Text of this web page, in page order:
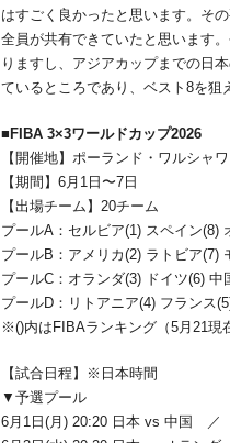
はすごく良かったと思います。そ
全員が共有できていたと思います
りますし、アジアカップまでの日
ているところであり、ベスト8を狙
■FIBA 3×3ワールドカップ2026
【開催地】ポーランド・ワルシャワ
【期間】6月1日〜7日
【出場チーム】20チーム
プールA：セルビア(1) スペイン(8)
プールB：アメリカ(2) ラトビア(7)
プールC：オランダ(3) ドイツ(6) 中
プールD：リトアニア(4) フランス
※()内はFIBAランキング（5月21現
【試合日程】※日本時間
▼予選プール
6月1日(月) 20:20 日本 vs 中国 ／